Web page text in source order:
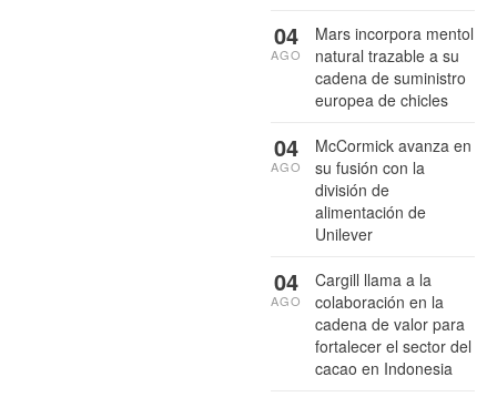
Mars incorpora mentol
natural trazable a su
cadena de suministro
europea de chicles
04
AGO
McCormick avanza en
su fusión con la
división de
alimentación de
Unilever
04
AGO
Cargill llama a la
colaboración en la
cadena de valor para
fortalecer el sector del
cacao en Indonesia
04
AGO